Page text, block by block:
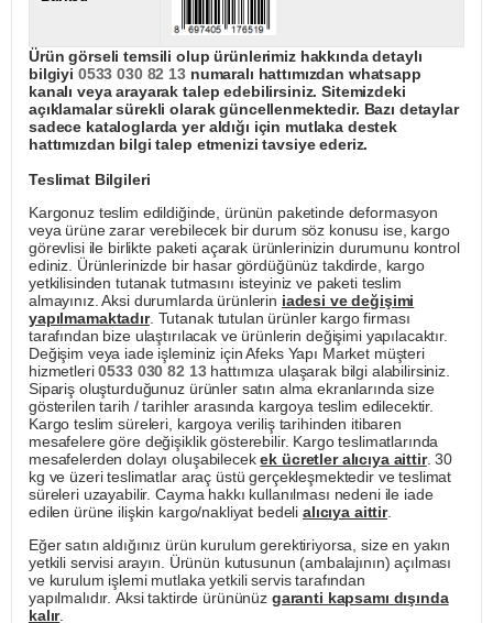
Ürün görseli temsili olup ürünlerimiz hakkında detaylı
bilgiyi 0533 030 82 13numaralı hattımızdan whatsapp
kanalı veya arayarak talep edebilirsiniz. Sitemizdeki
açıklamalar sürekli olarak güncellenmektedir. Bazı detaylar
sadece kataloglarda yer aldığı için mutlaka destek
hattımızdan bilgi talep etmenizi tavsiye ederiz.
Teslimat Bilgileri
Kargonuz teslim edildiğinde, ürünün paketinde deformasyon
veya ürüne zarar verebilecek bir durum söz konusu ise, kargo
görevlisi ile birlikte paketi açarak ürünlerinizin durumunu kontrol
ediniz. Ürünlerinizde bir hasar gördüğünüz takdirde, kargo
yetkilisinden tutanak tutmasını isteyiniz ve paketi teslim
almayınız. Aksi durumlarda ürünlerin iadesi ve değişimi
yapılmamaktadır. Tutanak tutulan ürünler kargo firması
tarafından bize ulaştırılacak ve ürünlerin değişimi yapılacaktır.
Değişim veya iade işleminiz için Afeks Yapı Market müşteri
hizmetleri0533 030 82 13hattımıza ulaşarak bilgi alabilirsiniz.
Sipariş oluşturduğunuz ürünler satın alma ekranlarında size
gösterilen tarih / tarihler arasında kargoya teslim edilecektir.
Kargo teslim süreleri, kargoya veriliş tarihinden itibaren
mesafelere göre değişiklik gösterebilir. Kargo teslimatlarında
mesafelerden dolayı oluşabilecekek ücretler alıcıya aittir. 30
kg ve üzeri teslimatlar araç üstü gerçekleşmektedir ve teslimat
süreleri uzayabilir. Cayma hakkı kullanılması nedeni ile iade
edilen ürüne ilişkin kargo/nakliyat bedeli alıcıya aittir.
Eğer satın aldığınız ürün kurulum gerektiriyorsa, size en yakın
yetkili servisi arayın. Ürünün kutusunun (ambalajının) açılması
ve kurulum işlemi mutlaka yetkili servis tarafından
yapılmalıdır. Aksi taktirde ürününüz garanti kapsamı dışında
kalır.